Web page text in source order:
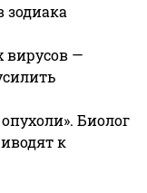
зодиака
вирусов —
Биолог
к